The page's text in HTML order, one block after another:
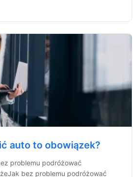
auto to obowiązek?
problemu podróżować
bez problemu podróżować